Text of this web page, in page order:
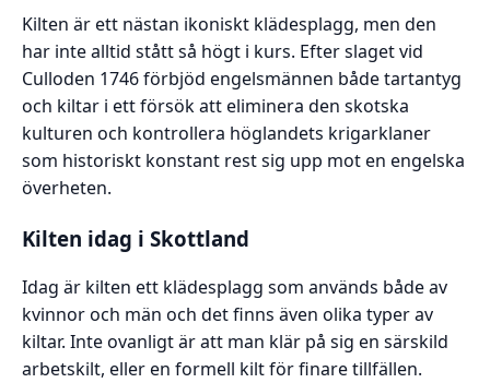
Kilten är ett nästan ikoniskt klädesplagg, men den
har inte alltid stått så högt i kurs. Efter slaget vid
Culloden 1746 förbjöd engelsmännen både tartantyg
och kiltar i ett försök att eliminera den skotska
kulturen och kontrollera höglandets krigarklaner
som historiskt konstant rest sig upp mot en engelska
överheten.
Kilten idag i Skottland
Idag är kilten ett klädesplagg som används både av
kvinnor och män och det finns även olika typer av
kiltar. Inte ovanligt är att man klär på sig en särskild
arbetskilt, eller en formell kilt för finare tillfällen.